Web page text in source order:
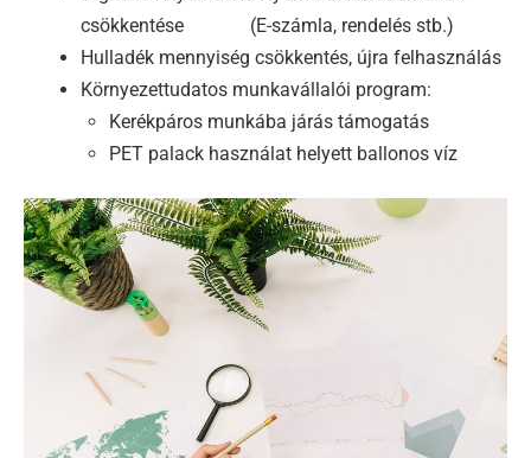
csökkentése (E-számla, rendelés stb.)
Hulladék mennyiség csökkentés, újra felhasználás
Környezettudatos munkavállalói program:
Kerékpáros munkába járás támogatás
PET palack használat helyett ballonos víz